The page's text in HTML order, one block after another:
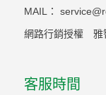
MAIL：
網路行銷授權 雅
客服時間